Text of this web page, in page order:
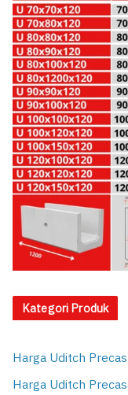
Kategori Produk
Harga Uditch
Harga Uditch